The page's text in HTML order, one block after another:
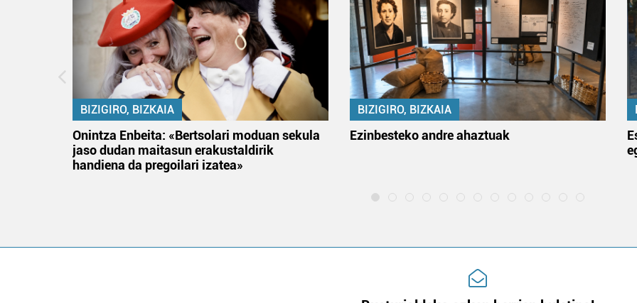
BIZIGIRO, BIZKAIA
Onintza Enbeita: «Bertsolari moduan sekula
jaso dudan maitasun erakustaldirik
handiena da pregoilari izatea»
BIZIGIRO, BIZKAIA
Ezinbesteko andre ahaztuak